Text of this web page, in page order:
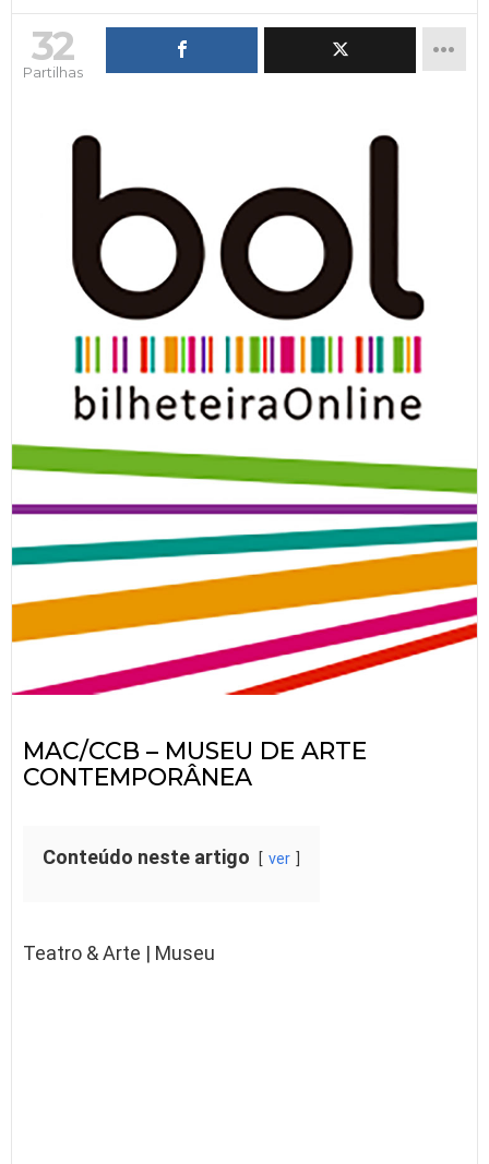
32
Partilhas
MAC/CCB – MUSEU DE ARTE
CONTEMPORÂNEA
Conteúdo neste artigo ver
Teatro & Arte | Museu